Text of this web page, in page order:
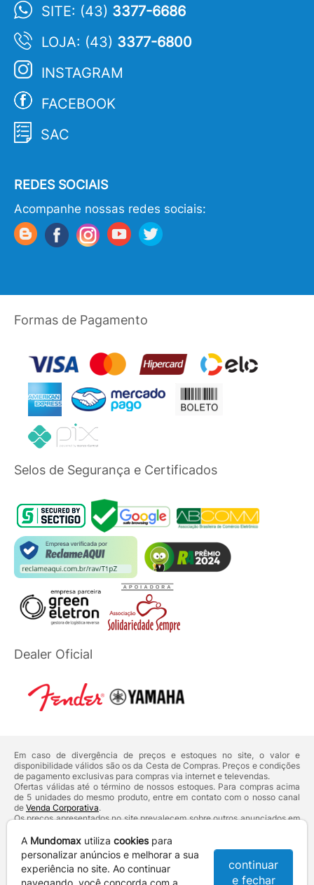
SITE: (43) 3377-6686
LOJA: (43) 3377-6800
INSTAGRAM
FACEBOOK
SAC
REDES SOCIAIS
Acompanhe nossas redes sociais:
Formas de Pagamento
Selos de Segurança e Certificados
Dealer Oficial
Em caso de divergência de preços e estoques no site, o valor e
disponibilidade válidos são os da Cesta de Compras. Preços e condições
de pagamento exclusivas para compras via internet e televendas.
Ofertas válidas até o término de nossos estoques. Para compras acima
de 5 unidades do mesmo produto, entre em contato com o nosso canal
de Venda Corporativa.
Os preços apresentados no site prevalecem sobre outros anunciados em
Defesa do Consumidor:Lei nº 8.078.
Vendas sujeitas à confirmação de dados e análises de crédito e risco.
Razão Social: Hayamax Distribuidora de Produtos Eletrônicos Ltda -
CNPJ: 01.725.627/0002-53 - Endereço: R. Senador Souza Naves, 9 -
A Mundomax utiliza cookiespara
personalizar anúncios e melhorar a sua
experiência no site. Ao continuar
navegando, você concorda com a
continuar
e fechar